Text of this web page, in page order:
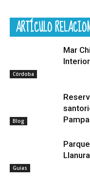
ARTÍCULO
Córdoba
Mar
Blog
Pampa
Guias